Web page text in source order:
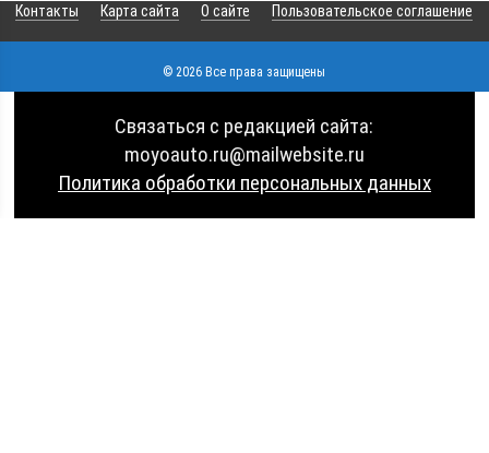
Контакты Карта сайта О сайте Пользовательское соглашение
© 2026 Все права защищены
Связаться с редакцией сайта:
moyoauto.ru@mailwebsite.ru
Политика обработки персональных данных